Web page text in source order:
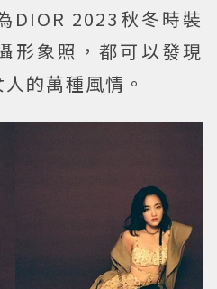
DIOR 2023秋冬時裝
形象照，都可以發現
的萬種風情。